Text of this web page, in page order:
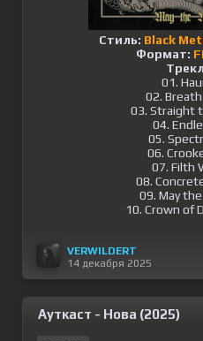
Стиль: Black
Формат:
01.
02.
03. Straight
04.
05.
06.
07. Filth
08.
09. May
10. Crown of
VERWILDERT
14 декабря 2025
Ауткаст - Нова (2025)